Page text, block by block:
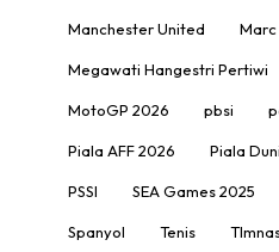
Manchester United
Megawati Hangestri Pertiwi
MotoGP 2026 pbsi
Piala AFF 2026 Piala
PSSI SEA Games 2025
Spanyol Tenis